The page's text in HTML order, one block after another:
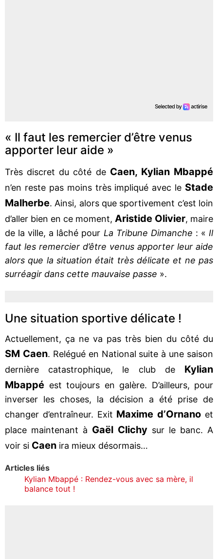
« Il faut les remercier d’être venus
apporter leur aide »
Très discret du côté de Caen, Kylian Mbappé
n’en reste pas moins très impliqué avec le Stade
Malherbe. Ainsi, alors que sportivement c’est loin
d’aller bien en ce moment, Aristide Olivier, maire
de la ville, a lâché pour La Tribune Dimanche : « Il
faut les remercier d’être venus apporter leur aide
alors que la situation était très délicate et ne pas
surréagir dans cette mauvaise passe ».
Une situation sportive délicate !
Actuellement, ça ne va pas très bien du côté du
SM Caen. Relégué en National suite à une saison
dernière catastrophique, le club de Kylian
Mbappé est toujours en galère. D’ailleurs, pour
inverser les choses, la décision a été prise de
changer d’entraîneur. Exit Maxime d’Ornano et
place maintenant à Gaël Clichy sur le banc. A
voir si Caen ira mieux désormais…
Articles liés
Kylian Mbappé : Rendez-vous avec sa mère, il
balance tout !